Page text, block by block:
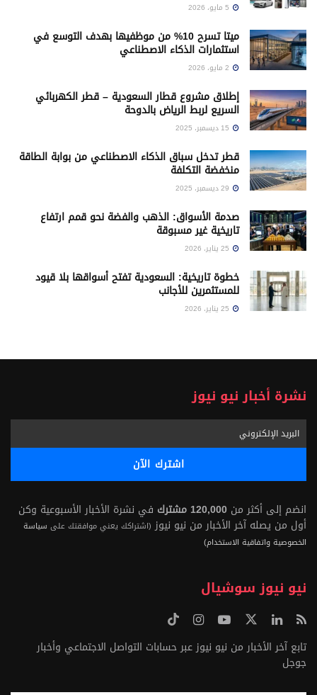
ميتا تسرح 10% من موظفيها بهدف التوسع في
استثمارات الذكاء الاصطناعي
إطلاق مشروع قطار السعودية – قطر الكهربائي
السريع لربط الرياض بالدوحة
قطر تدخل سباق الذكاء الاصطناعي من بوابة الطاقة
منخفضة التكلفة
صدمة الأسواق: الذهب والفضة نحو قمم ارتفاع
تاريخية غير مسبوقة
خطوة تاريخية: السعودية تفتح أسواقها بلا قيود
للمستثمرين للأجانب
نشرة أخبار نيو نيوز
انضم إلى أكثر من 120,000 مشترك
في نشرة الأخبار الأسبوعية وكن
أول من يصله آخر الأخبار من نيو نيوز (اشتراكك يعني موافقتك على سياسة
الخصوصية واتفاقية الاستخدام)
نيو نيوز سوشيال
تابع آخر الأخبار من نيو نيوز عبر حسابات التواصل الاجتماعي وأخبار
جوجل